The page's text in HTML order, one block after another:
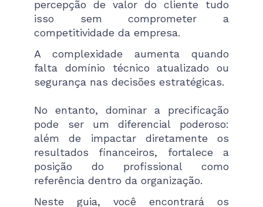
percepção de valor do cliente tudo
isso sem comprometer a
competitividade da empresa.
A complexidade aumenta quando
falta domínio técnico atualizado ou
segurança nas decisões estratégicas.
No entanto, dominar a precificação
pode ser um diferencial poderoso:
além de impactar diretamente os
resultados financeiros, fortalece a
posição do profissional como
referência dentro da organização.
Neste guia, você encontrará os